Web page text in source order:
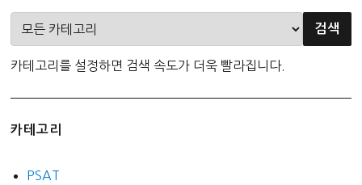
카테고리를 설정하면 검색 속도가 더욱 빨라집니다.
카테고리
PSAT